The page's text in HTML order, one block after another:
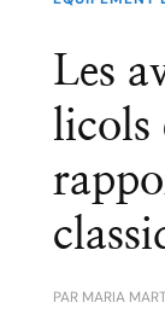
Les
licols
PAR MARIA